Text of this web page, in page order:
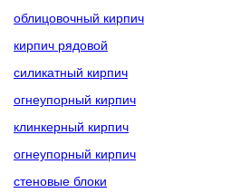
облицовочный кирпич
кирпич рядовой
силикатный кирпич
огнеупорный кирпич
клинкерный кирпич
огнеупорный кирпич
стеновые блоки